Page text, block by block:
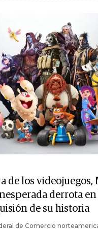
de los videojuegos,
derrota en
de su historia
de Comercio